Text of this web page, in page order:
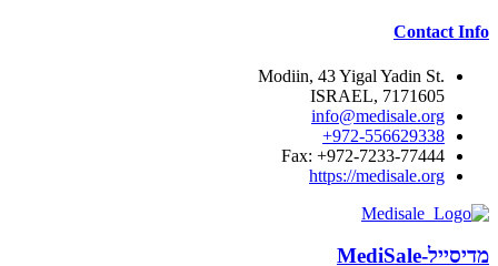
Contact Info
.Modiin, 43 Yigal Yadin St
7171605 ,ISRAEL
info@medisale.org
972-556629338+
Fax: +972-7233-77444
https://medisale.org
מדיסייל-MediSale